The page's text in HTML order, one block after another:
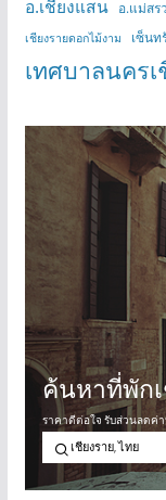
อ.เชียงแสน อ.แม่สร
เชียงรายดอกไม้งาม เซ็นท
เทศบาลนครเ